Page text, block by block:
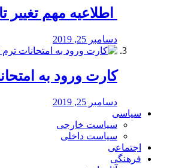
اطلاعیه مهم تغییر
دسامبر 25, 2019
کارت ورود به
دسامبر 25, 2019
سیاسی
سیاست خارجی
سیاست داخلی
اجتماعی
فرهنگی